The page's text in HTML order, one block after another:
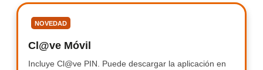
NOVEDAD
Cl@ve Móvil
Incluye Cl@ve PIN. Incluye Clave PIN.
Puede descargar la aplicación en